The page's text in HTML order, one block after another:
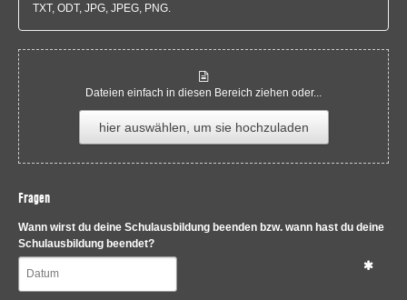
TXT, ODT, JPG, JPEG, PNG.
Dateien einfach in diesen Bereich ziehen oder...
hier auswählen, um sie hochzuladen
Fragen
Wann wirst du deine Schulausbildung beenden bzw. wann hast du deine
Schulausbildung beendet?